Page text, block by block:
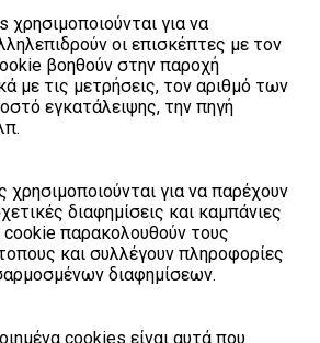
χρησιμοποιούνται για να
οι επισκέπτες με τον
βοηθούν στην παροχή
με τις μετρήσεις, τον αριθμό των
εγκατάλειψης, την πηγή
χρησιμοποιούνται για να παρέχουν
διαφημίσεις και καμπάνιες
cookie παρακολουθούν τους
και συλλέγουν πληροφορίες
διαφημίσεων.
cookies είναι αυτά που